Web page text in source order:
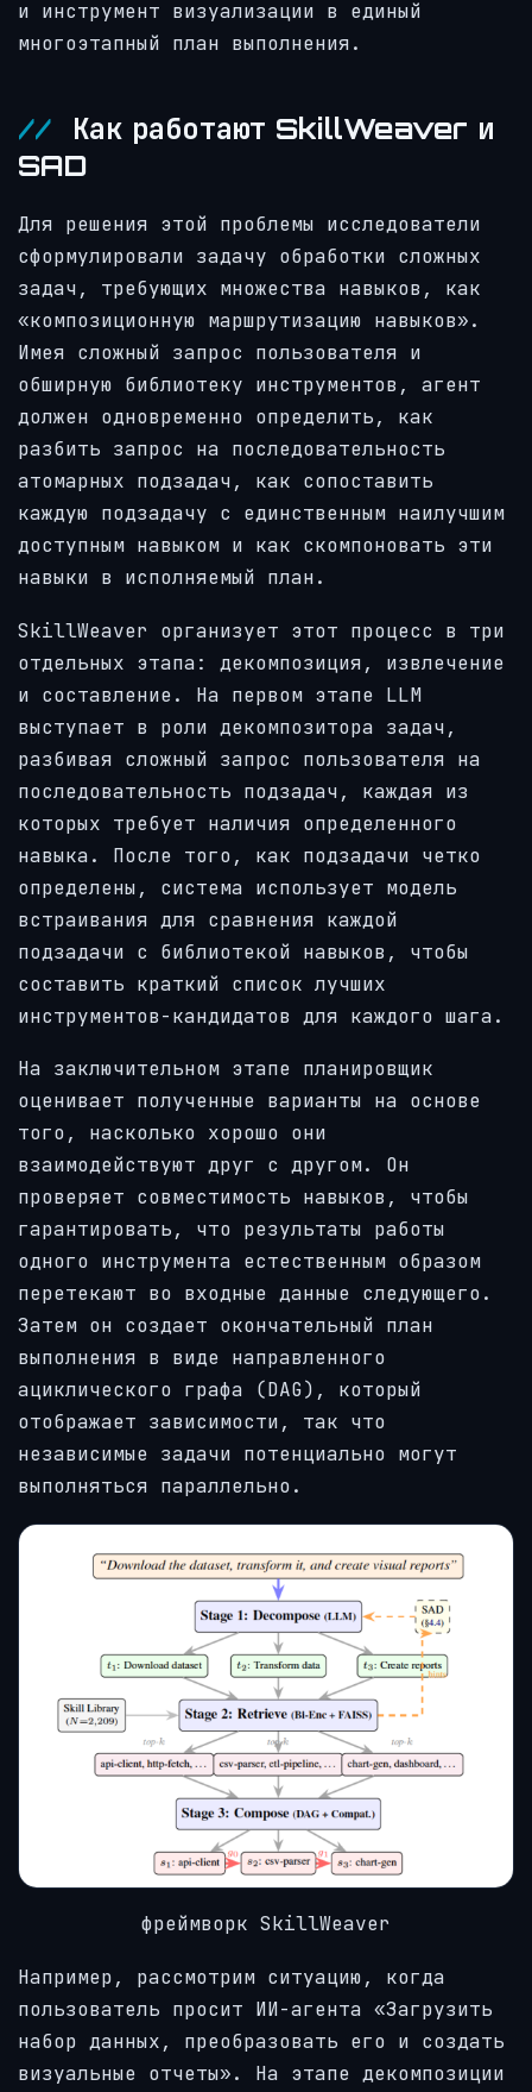
и инструмент визуализации в единый
многоэтапный план выполнения.
Как работают SkillWeaver и
SAD
Для решения этой проблемы исследователи
сформулировали задачу обработки сложных
задач, требующих множества навыков, как
«композиционную маршрутизацию навыков».
Имея сложный запрос пользователя и
обширную библиотеку инструментов, агент
должен одновременно определить, как
разбить запрос на последовательность
атомарных подзадач, как сопоставить
каждую подзадачу с единственным наилучшим
доступным навыком и как скомпоновать эти
навыки в исполняемый план.
SkillWeaver организует этот процесс в три
отдельных этапа: декомпозиция, извлечение
и составление. На первом этапе LLM
выступает в роли декомпозитора задач,
разбивая сложный запрос пользователя на
последовательность подзадач, каждая из
которых требует наличия определенного
навыка. После того, как подзадачи четко
определены, система использует модель
встраивания для сравнения каждой
подзадачи с библиотекой навыков, чтобы
составить краткий список лучших
инструментов-кандидатов для каждого шага.
На заключительном этапе планировщик
оценивает полученные варианты на основе
того, насколько хорошо они
взаимодействуют друг с другом. Он
проверяет совместимость навыков, чтобы
гарантировать, что результаты работы
одного инструмента естественным образом
перетекают во входные данные следующего.
Затем он создает окончательный план
выполнения в виде направленного
ациклического графа (DAG), который
отображает зависимости, так что
независимые задачи потенциально могут
выполняться параллельно.
фреймворк SkillWeaver
Например, рассмотрим ситуацию, когда
пользователь просит ИИ-агента «Загрузить
набор данных, преобразовать его и создать
визуальные отчеты». На этапе декомпозиции